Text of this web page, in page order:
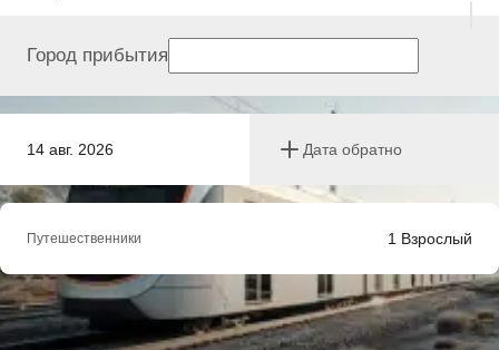
14 авг. 2026 Дата обратно
Город прибытия
Путешественники 1 Взрослый